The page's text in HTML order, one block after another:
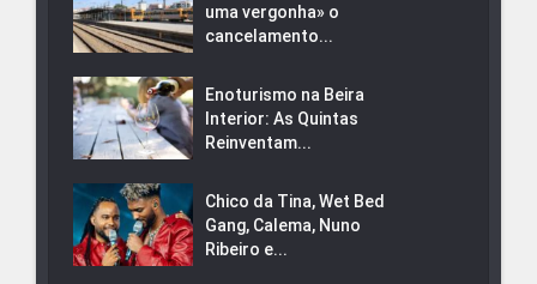
uma vergonha» o
cancelamento...
Enoturismo na Beira
Interior: As Quintas
Reinventam...
Chico da Tina, Wet Bed
Gang, Calema, Nuno
Ribeiro e...